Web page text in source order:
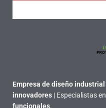
Empresa de diseño industrial
innovadores | Especialistas en
funcionales.